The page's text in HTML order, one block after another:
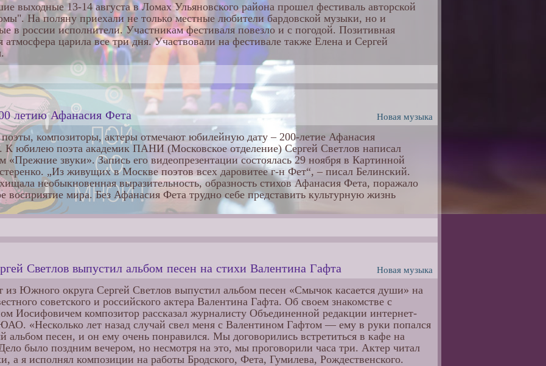
выходные 13-14 августа в Ломах Ульяновского района прошел фестиваль авторской
На поляну приехали не только местные любители бардовской музыки, но и
в россии исполнители. Участникам фестиваля повезло и с погодой. Позитивная
атмосфера царила все три дня. Участвовали на фестивале также Елена и Сергей
летию Афанасия Фета Новая музыка
поэты, композиторы, актеры отмечают юбилейную дату – 200-летие Афанасия
К юбилею поэта академик ПАНИ (Московское отделение) Сергей Светлов написал
«Прежние звуки». Запись его видеопрезентации состоялась 29 ноября в Картинной
„Из живущих в Москве поэтов всех даровитее г-н Фет“, – писал Белинский.
необыкновенная выразительность, образность стихов Афанасия Фета, поражало
восприятие мира. Без Афанасия Фета трудно себе представить культурную жизнь
Светлов выпустил альбом песен на стихи Валентина Гафта Новая музыка
из Южного округа Сергей Светлов выпустил альбом песен «Смычок касается души» на
советского и российского актера Валентина Гафта. Об своем знакомстве с
Иосифовичем композитор рассказал журналисту Объединенной редакции интернет-
«Несколько лет назад случай свел меня с Валентином Гафтом — ему в руки попался
альбом песен, и он ему очень понравился. Мы договорились встретиться в кафе на
было поздним вечером, но несмотря на это, мы проговорили часа три. Актер читал
а я исполнял композиции на работы Бродского, Фета, Гумилева, Рождественского.